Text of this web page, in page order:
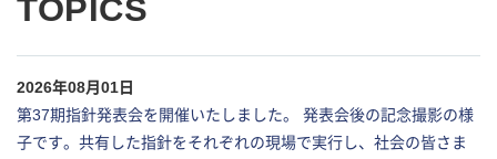
TOPICS
2026年08月01日
第37期指針発表会を開催いたしました。 発表会後の記念撮影の様
子です。共有した指針をそれぞれの現場で実行し、社会の皆さま